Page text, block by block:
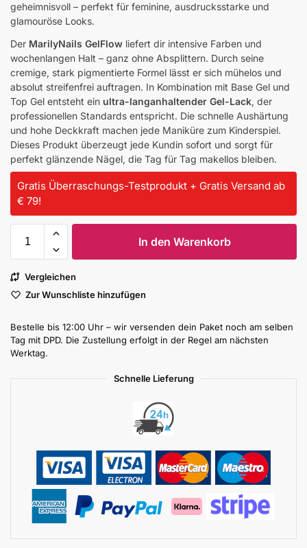
geheimnisvoll – perfekt für feminine, ausdrucksstarke und
glamouröse Looks.
Der MarilyNails GelFlow liefert dir intensive Farben und
wochenlangen Halt – ganz ohne Absplittern. Durch seine
cremige, stark pigmentierte Formel lässt er sich mühelos und
absolut streifenfrei auftragen. In Kombination mit Base Gel und
Top Gel entsteht ein ultra-langanhaltender Gel-Lack, der
professionellen Standards entspricht. Die schnelle Aushärtung
und hohe Deckkraft machen jede Maniküre zum Kinderspiel.
Dieses Produkt überzeugt jede Kundin sofort und sorgt für
perfekt glänzende Nägel, die Tag für Tag makellos bleiben.
Gratis Überraschungs-Testprodukt + Gratis Versand ab
€ 79!
In den Warenkorb
Vergleichen
Zur Wunschliste hinzufügen
Bestelle bis 12:00 Uhr – wir versenden dein Paket noch am selben
Tag mit DPD. Die Zustellung erfolgt in der Regel am nächsten
Werktag.
Schnelle Lieferung